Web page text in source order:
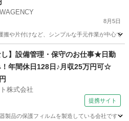
8月5日
搬や片付けなど、シンプルな手元作業が中心で
し】設備管理・保守のお仕事★日勤
！年間休日128日♪月収25万円可☆
株式会社
提携サイト
の保護フィルムを製造している会社です ＼